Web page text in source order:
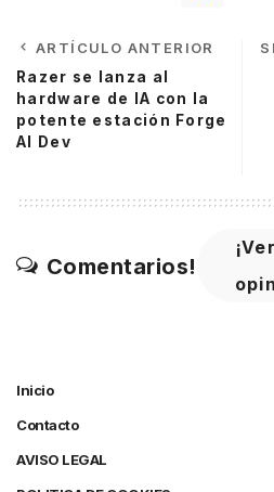
ARTÍCULO ANTERIOR
Razer se lanza al
hardware de IA con la
potente estación Forge
AI Dev
Comentarios!
Inicio
Contacto
AVISO LEGAL